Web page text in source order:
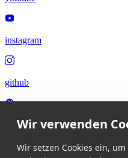
Wir verwenden
Wir setzen Cookies ein,
instagram
github